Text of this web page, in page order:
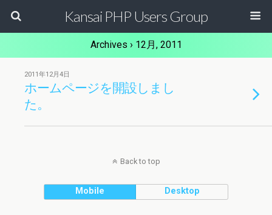
Kansai PHP Users Group
Archives › 12月, 2011
2011年12月4日
ホームページを開設しまし
た。
Back to top
Mobile Desktop